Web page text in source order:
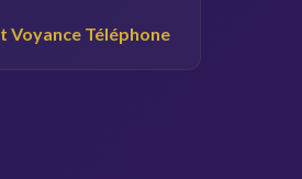
Voyance Téléphone